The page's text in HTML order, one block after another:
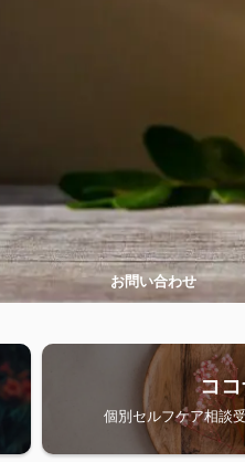
お問い合わせ
コ
個別セルフケア相談